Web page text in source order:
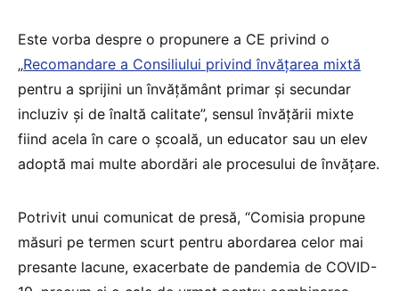
Este vorba despre o propunere a CE privind o
„Recomandare a Consiliului privind învățarea mixtă
pentru a sprijini un învățământ primar și secundar
incluziv și de înaltă calitate”, sensul învățării mixte
fiind acela în care o școală, un educator sau un elev
adoptă mai multe abordări ale procesului de învățare.
Potrivit unui comunicat de presă, “Comisia propune
măsuri pe termen scurt pentru abordarea celor mai
presante lacune, exacerbate de pandemia de COVID-